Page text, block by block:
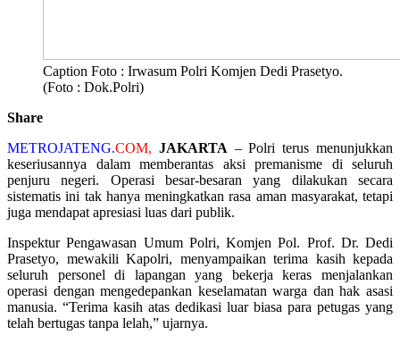
Caption Foto : Irwasum Polri Komjen Dedi Prasetyo.
(Foto : Dok.Polri)
Share
METROJATENG.COM, JAKARTA – Polri terus menunjukkan
keseriusannya dalam memberantas aksi premanisme di seluruh
penjuru negeri. Operasi besar-besaran yang dilakukan secara
sistematis ini tak hanya meningkatkan rasa aman masyarakat, tetapi
juga mendapat apresiasi luas dari publik.
Inspektur Pengawasan Umum Polri, Komjen Pol. Prof. Dr. Dedi
Prasetyo, mewakili Kapolri, menyampaikan terima kasih kepada
seluruh personel di lapangan yang bekerja keras menjalankan
operasi dengan mengedepankan keselamatan warga dan hak asasi
manusia. “Terima kasih atas dedikasi luar biasa para petugas yang
telah bertugas tanpa lelah,” ujarnya.